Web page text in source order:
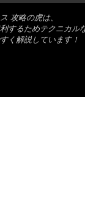
攻略の虎は、
するためテクニカル
く解説しています！